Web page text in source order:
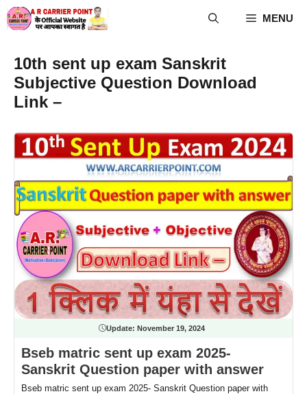
Skip
to
MENU
10th sent up exam Sanskrit
Subjective Question Download
Link –
Update: November 19, 2024
Bseb matric sent up exam 2025-
Sanskrit Question paper with answer
Bseb matric sent up exam 2025- Sanskrit Question paper with